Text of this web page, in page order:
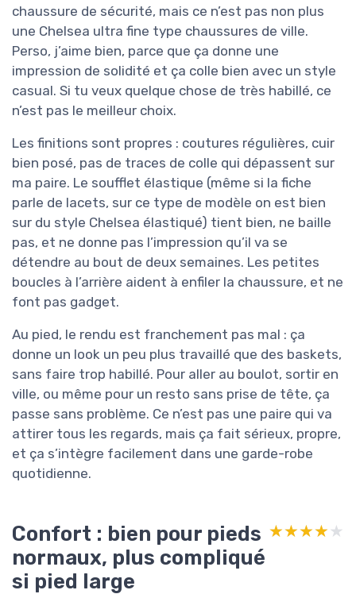
chaussure de sécurité, mais ce n’est pas non plus
une Chelsea ultra fine type chaussures de ville.
Perso, j’aime bien, parce que ça donne une
impression de solidité et ça colle bien avec un style
casual. Si tu veux quelque chose de très habillé, ce
n’est pas le meilleur choix.
Les finitions sont propres : coutures régulières, cuir
bien posé, pas de traces de colle qui dépassent sur
ma paire. Le soufflet élastique (même si la fiche
parle de lacets, sur ce type de modèle on est bien
sur du style Chelsea élastiqué) tient bien, ne baille
pas, et ne donne pas l’impression qu’il va se
détendre au bout de deux semaines. Les petites
boucles à l’arrière aident à enfiler la chaussure, et ne
font pas gadget.
Au pied, le rendu est franchement pas mal : ça
donne un look un peu plus travaillé que des baskets,
sans faire trop habillé. Pour aller au boulot, sortir en
ville, ou même pour un resto sans prise de tête, ça
passe sans problème. Ce n’est pas une paire qui va
attirer tous les regards, mais ça fait sérieux, propre,
et ça s’intègre facilement dans une garde-robe
quotidienne.
Confort : bien pour pieds
normaux, plus compliqué
si pied large
★★★★★
★★★★★